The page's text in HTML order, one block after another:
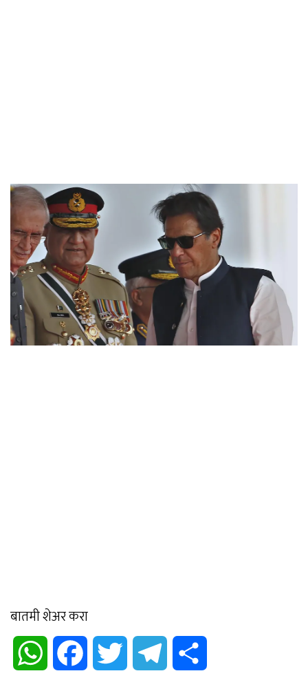
बातमी शेअर करा
WhatsApp Facebook Twitter Telegram